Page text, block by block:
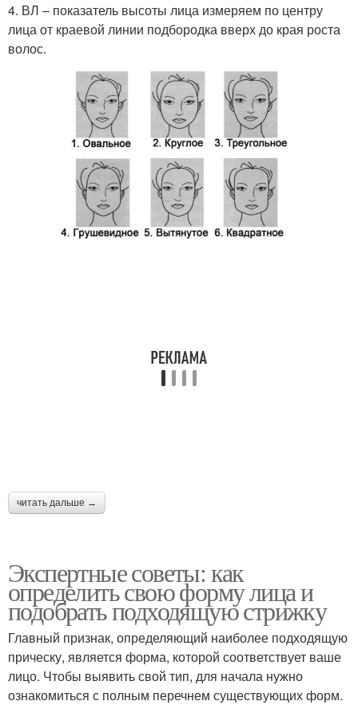
4. ВЛ – показатель высоты лица измеряем по центру
лица от краевой линии подбородка вверх до края роста
волос.
читать дальше →
Экспертные советы: как
определить свою форму лица и
подобрать подходящую стрижку
Главный признак, определяющий наиболее подходящую
прическу, является форма, которой соответствует ваше
лицо. Чтобы выявить свой тип, для начала нужно
ознакомиться с полным перечнем существующих форм.